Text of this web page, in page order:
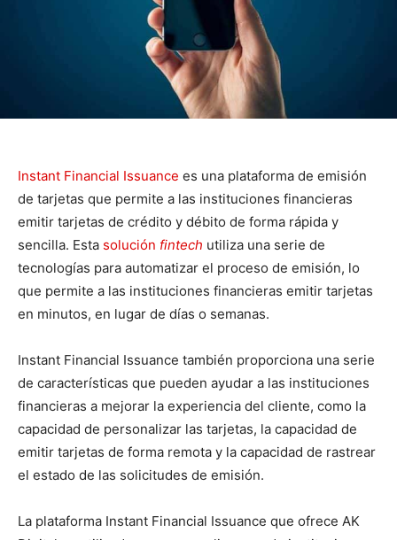
Instant Financial Issuance es una plataforma de emisión
de tarjetas que permite a las instituciones financieras
emitir tarjetas de crédito y débito de forma rápida y
sencilla. Esta solución fintech utiliza una serie de
tecnologías para automatizar el proceso de emisión, lo
que permite a las instituciones financieras emitir tarjetas
en minutos, en lugar de días o semanas.
Instant Financial Issuance también proporciona una serie
de características que pueden ayudar a las instituciones
financieras a mejorar la experiencia del cliente, como la
capacidad de personalizar las tarjetas, la capacidad de
emitir tarjetas de forma remota y la capacidad de rastrear
el estado de las solicitudes de emisión.
La plataforma Instant Financial Issuance que ofrece AK